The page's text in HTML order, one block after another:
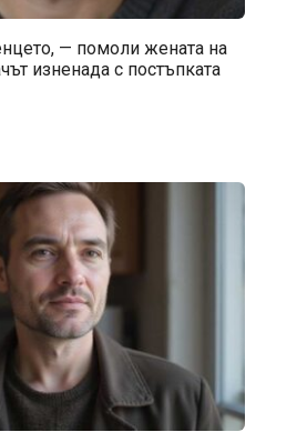
— помоли жената на
изненада с постъпката